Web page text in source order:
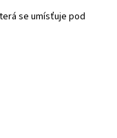
se umísťuje pod